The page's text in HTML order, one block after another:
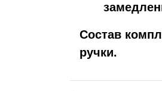
Состав
ручки.